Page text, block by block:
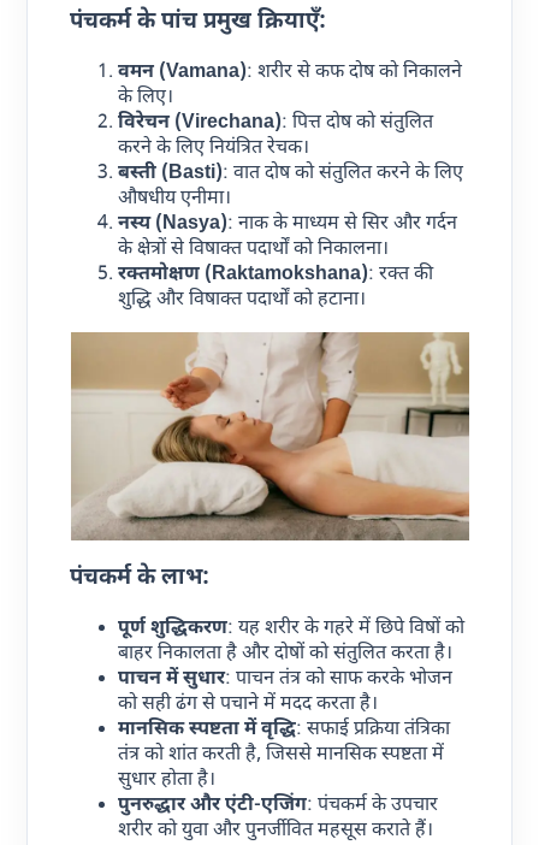
पंचकर्म के पांच प्रमुख क्रियाएँ:
वमन (Vamana): शरीर से कफ दोष को निकालने
के लिए।
विरेचन (Virechana): पित्त दोष को संतुलित
करने के लिए नियंत्रित रेचक।
बस्ती (Basti): वात दोष को संतुलित करने के लिए
औषधीय एनीमा।
नस्य (Nasya): नाक के माध्यम से सिर और गर्दन
के क्षेत्रों से विषाक्त पदार्थों को निकालना।
रक्तमोक्षण (Raktamokshana): रक्त की
शुद्धि और विषाक्त पदार्थों को हटाना।
पंचकर्म के लाभ:
पूर्ण शुद्धिकरण: यह शरीर के गहरे में छिपे विषों को
बाहर निकालता है और दोषों को संतुलित करता है।
पाचन में सुधार: पाचन तंत्र को साफ करके भोजन
को सही ढंग से पचाने में मदद करता है।
मानसिक स्पष्टता में वृद्धि: सफाई प्रक्रिया तंत्रिका
तंत्र को शांत करती है, जिससे मानसिक स्पष्टता में
सुधार होता है।
पुनरुद्धार और एंटी-एजिंग: पंचकर्म के उपचार
शरीर को युवा और पुनर्जीवित महसूस कराते हैं।